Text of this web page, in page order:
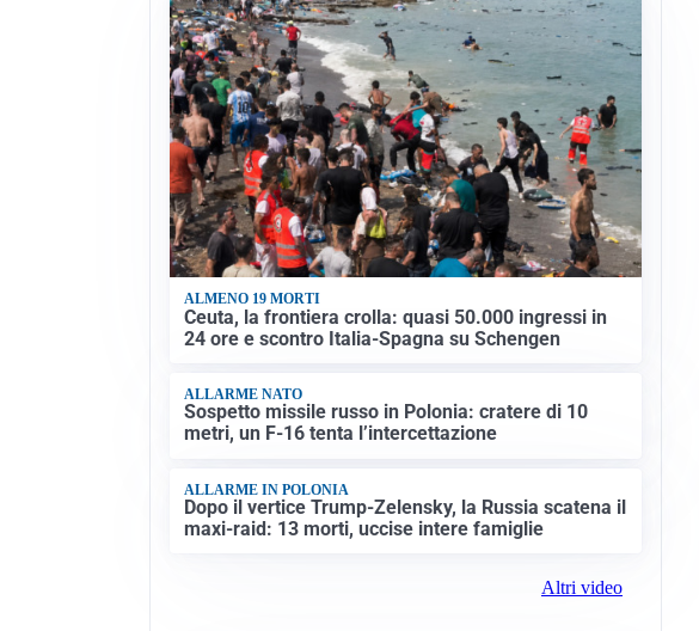
ALMENO 19 MORTI
Ceuta, la frontiera crolla: quasi 50.000 ingressi in
24 ore e scontro Italia-Spagna su Schengen
ALLARME NATO
Sospetto missile russo in Polonia: cratere di 10
metri, un F-16 tenta l’intercettazione
ALLARME IN POLONIA
Dopo il vertice Trump-Zelensky, la Russia scatena il
maxi-raid: 13 morti, uccise intere famiglie
Altri video